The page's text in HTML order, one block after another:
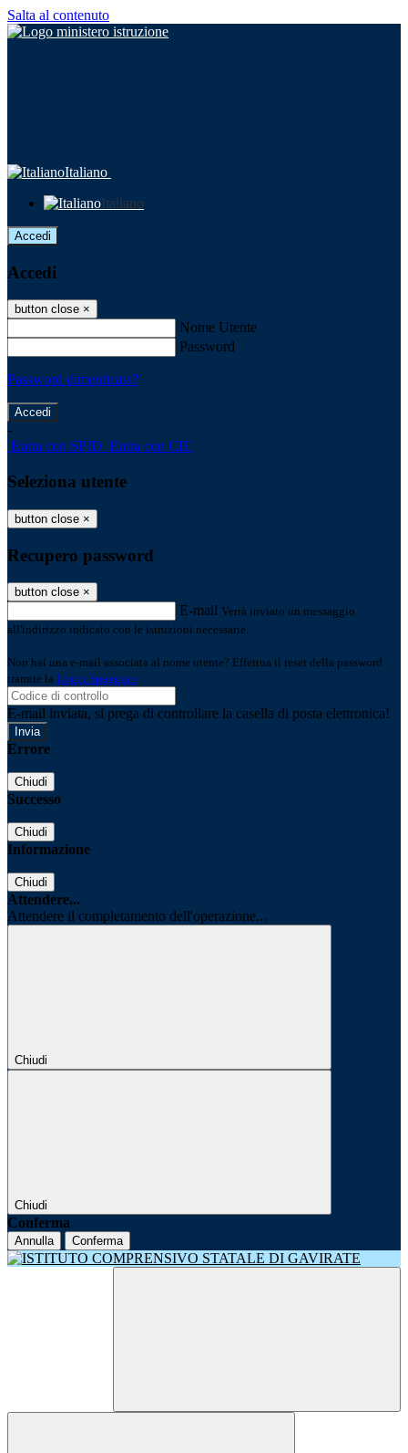
Salta al contenuto
Italiano
Italiano
Accedi
Accedi
button close ×
Nome Utente
Password
Password dimenticata?
-
Entra con SPID Entra con CIE
Seleziona utente
button close ×
Recupero password
button close ×
E-mail Verrà inviato un messaggio
all'indirizzo indicato con le istruzioni necessarie.
Non hai una e-mail associata al nome utente? Effettua il reset della password
tramite la Login Spaggiari
E-mail inviata, si prega di controllare la casella di posta elettronica!
Errore
Chiudi
Successo
Chiudi
Informazione
Chiudi
Attendere...
Attendere il completamento dell'operazione...
Chiudi
Chiudi
Conferma
Annulla Conferma